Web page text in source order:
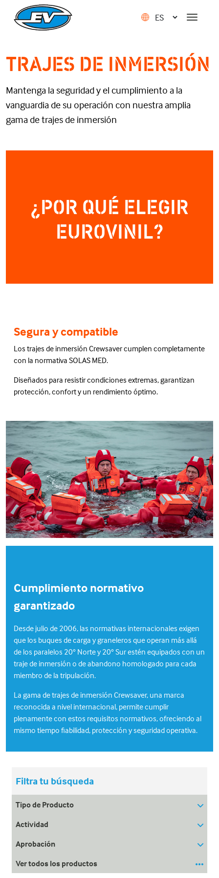
TRAJES DE INMERSIÓN
Mantenga la seguridad y el cumplimiento a la
vanguardia de su operación con nuestra amplia
gama de trajes de inmersión
¿POR QUÉ ELEGIR
EUROVINIL?
Segura y compatible
Los trajes de inmersión Crewsaver cumplen completamente
con la normativa SOLAS MED.
Diseñados para resistir condiciones extremas, garantizan
protección, confort y un rendimiento óptimo.
Cumplimiento normativo
garantizado
Desde julio de 2006, las normativas internacionales exigen
que los buques de carga y graneleros que operan más allá
de los paralelos 20° Norte y 20° Sur estén equipados con un
traje de inmersión o de abandono homologado para cada
miembro de la tripulación.
La gama de trajes de inmersión Crewsaver, una marca
reconocida a nivel internacional, permite cumplir
plenamente con estos requisitos normativos, ofreciendo al
mismo tiempo fiabilidad, protección y seguridad operativa.
Filtra tu búsqueda
Tipo de Producto
Actividad
Aprobación
Ver todos los productos